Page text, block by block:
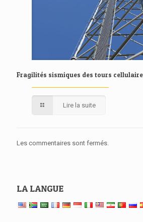
Fragilités sismiques des tours
Lire la suite
Les commentaires sont fermés.
LA LANGUE